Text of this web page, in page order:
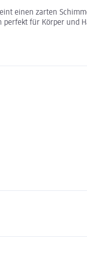
einen zarten
für Körper und